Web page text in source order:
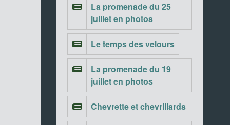
La promenade du 25
juillet en photos
Le temps des velours
La promenade du 19
juillet en photos
Chevrette et chevrillards